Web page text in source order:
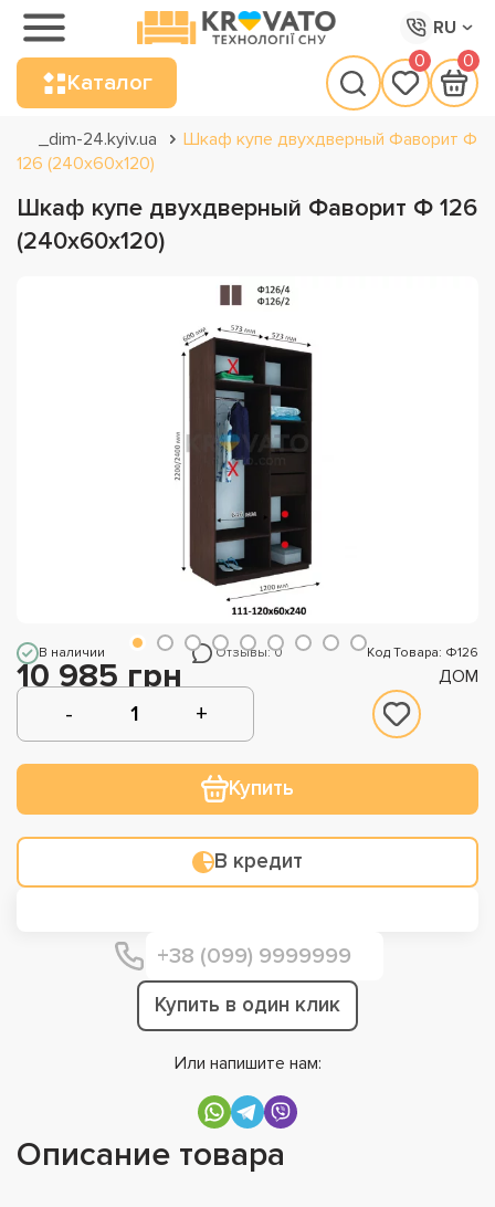
RU
Каталог
0 0
_dim-24.kyiv.ua
Шкаф купе двухдверный Фаворит Ф
126 (240х60х120)
Шкаф купе двухдверный Фаворит Ф 126
(240х60х120)
В наличии Отзывы: 0 Код Товара: Ф126
10 985 грн ДОМ
Купить
В кредит
Купить в один клик
Или напишите нам:
Описание товара